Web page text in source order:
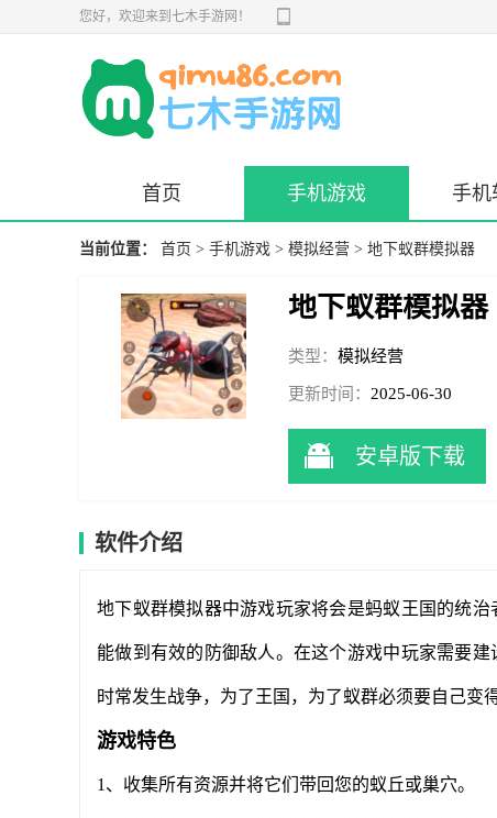
您好，欢迎来到七木手游网！
首页 手机游戏 手机
当前位置： 首页 > 手机游戏 > 模拟经营 > 地下蚁群模拟器
地下蚁群模拟器
类型： 模拟经营
更新时间： 2025-06-30
14:17:25
安卓版下载
软件介绍
地下蚁群模拟器中游戏玩家将会是蚂蚁王国的统
能做到有效的防御敌人。在这个游戏中玩家需要
时常发生战争，为了王国，为了蚁群必须要自己变
游戏特色
1、收集所有资源并将它们带回您的蚁丘或巢穴。